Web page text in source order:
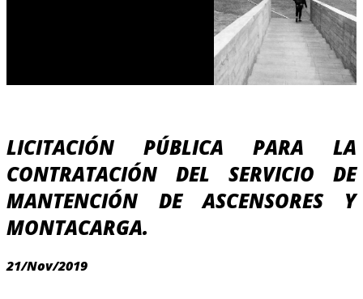
LICITACIÓN PÚBLICA PARA LA
CONTRATACIÓN DEL SERVICIO DE
MANTENCIÓN DE ASCENSORES Y
MONTACARGA.
21/Nov/2019